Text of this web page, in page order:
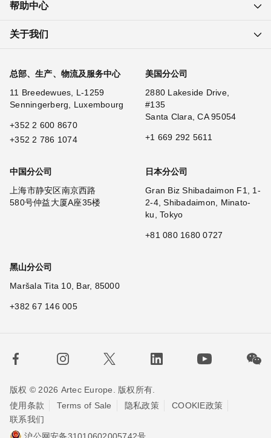
帮助中心
关于我们
总部、生产、物流及服务中心
11 Breedewues, L-1259
Senningerberg, Luxembourg
+352 2 600 8670
+352 2 786 1074
美国分公司
2880 Lakeside Drive,
#135
Santa Clara, CA 95054
+1 669 292 5611
中国分公司
上海市静安区南京西路
580号仲益大厦A座35楼
日本分公司
Gran Biz Shibadaimon F1, 1-
2-4, Shibadaimon, Minato-
ku, Tokyo
+81 080 1680 0727
黑山分公司
Maršala Tita 10, Bar, 85000
+382 67 146 005
版权 © 2026 Artec Europe. 版权所有.
使用条款
Terms of Sale 隐私政策
COOKIE政策
联系我们
沪公网安备31010602005742号